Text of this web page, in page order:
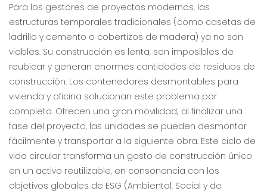
Para los gestores de proyectos modernos, las
estructuras temporales tradicionales (como casetas de
ladrillo y cemento o cobertizos de madera) ya no son
viables. Su construcción es lenta, son imposibles de
reubicar y generan enormes cantidades de residuos de
construcción. Los contenedores desmontables para
vivienda y oficina solucionan este problema por
completo. Ofrecen una gran movilidad; al finalizar una
fase del proyecto, las unidades se pueden desmontar
fácilmente y transportar a la siguiente obra. Este ciclo de
vida circular transforma un gasto de construcción único
en un activo reutilizable, en consonancia con los
objetivos globales de ESG (Ambiental, Social y de